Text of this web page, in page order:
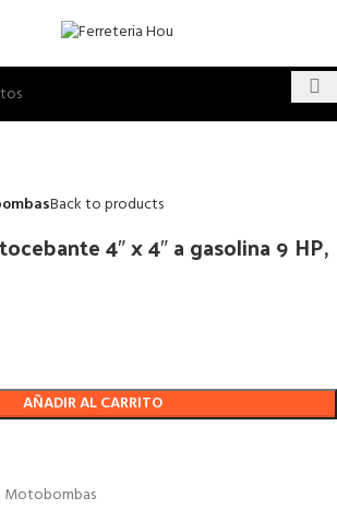
Back to products
4″ x 4″ a gasolina 9 HP,
AÑADIR AL CARRITO
Motobombas